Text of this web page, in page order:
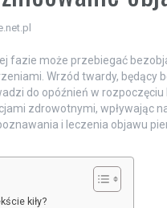
fazie może przebiegać
Wrzód twardy,
do opóźnień w
zdrowotnymi, wpływając
i leczenia objawu
kiły?